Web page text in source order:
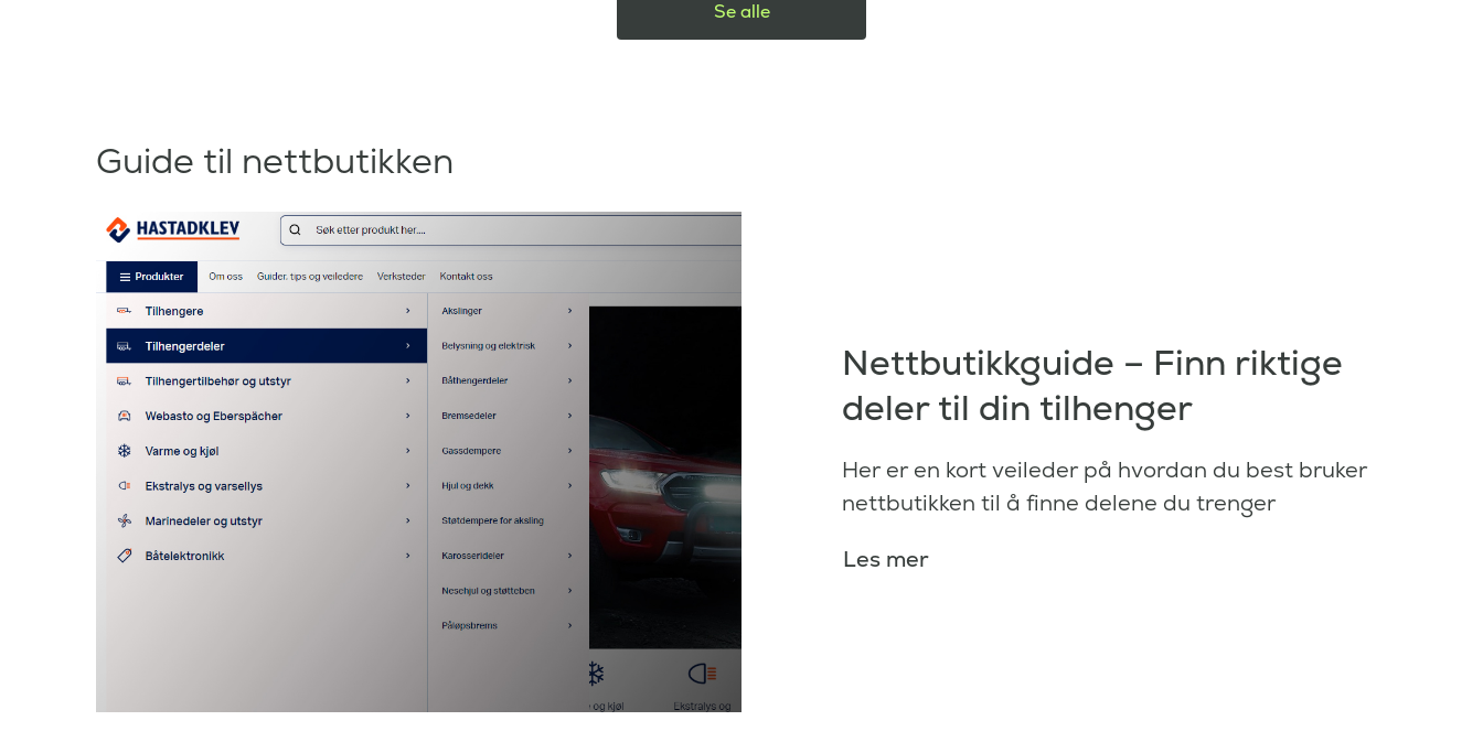
Se alle
Guide til nettbutikken
Nettbutikkguide – Finn riktige
deler til din tilhenger
Her er en kort veileder på hvordan du best bruker
nettbutikken til å finne delene du trenger
Les mer